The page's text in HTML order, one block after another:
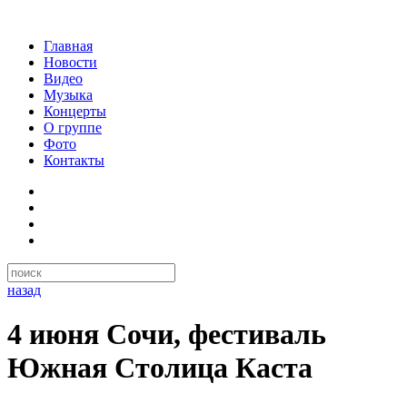
Главная
Новости
Видео
Музыка
Концерты
О группе
Фото
Контакты
назад
4 июня Сочи, фестиваль
Южная Столица Каста